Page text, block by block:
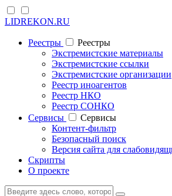
LIDREKON.RU
Реестры
Реестры
Экстремистские материалы
Экстремистские ссылки
Экстремистские организации
Реестр иноагентов
Реестр НКО
Реестр СОНКО
Cервисы
Cервисы
Контент-фильтр
Безопасный поиск
Версия сайта для
Скрипты
О проекте